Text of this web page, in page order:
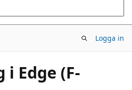
Logga in
Edge (F-